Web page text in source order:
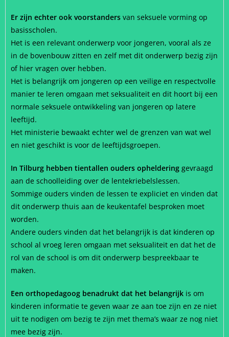
Er zijn echter ook voorstanders van seksuele vorming op
basisscholen.
Het is een relevant onderwerp voor jongeren, vooral als ze
in de bovenbouw zitten en zelf met dit onderwerp bezig zijn
of hier vragen over hebben.
Het is belangrijk om jongeren op een veilige en respectvolle
manier te leren omgaan met seksualiteit en dit hoort bij een
normale seksuele ontwikkeling van jongeren op latere
leeftijd.
Het ministerie bewaakt echter wel de grenzen van wat wel
en niet geschikt is voor de leeftijdsgroepen.
In Tilburg hebben tientallen ouders opheldering gevraagd
aan de schoolleiding over de lentekriebelslessen.
Sommige ouders vinden de lessen te expliciet en vinden dat
dit onderwerp thuis aan de keukentafel besproken moet
worden.
Andere ouders vinden dat het belangrijk is dat kinderen op
school al vroeg leren omgaan met seksualiteit en dat het de
rol van de school is om dit onderwerp bespreekbaar te
maken.
Een orthopedagoog benadrukt dat het belangrijk is om
kinderen informatie te geven waar ze aan toe zijn en ze niet
uit te nodigen om bezig te zijn met thema’s waar ze nog niet
mee bezig zijn.